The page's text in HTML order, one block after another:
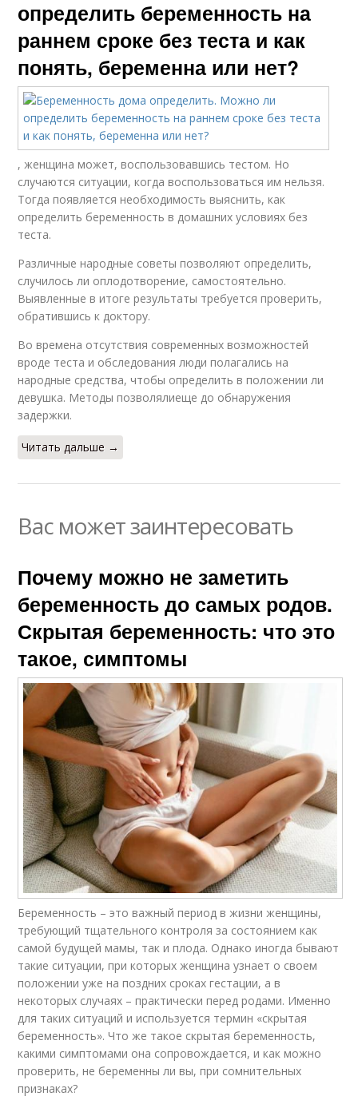
определить беременность на
раннем сроке без теста и как
понять, беременна или нет?
, женщина может, воспользовавшись тестом. Но
случаются ситуации, когда воспользоваться им нельзя.
Тогда появляется необходимость выяснить, как
определить беременность в домашних условиях без
теста.
Различные народные советы позволяют определить,
случилось ли оплодотворение, самостоятельно.
Выявленные в итоге результаты требуется проверить,
обратившись к доктору.
Во времена отсутствия современных возможностей
вроде теста и обследования люди полагались на
народные средства, чтобы определить в положении ли
девушка. Методы позволялиеще до обнаружения
задержки.
Читать дальше →
Вас может заинтересовать
Почему можно не заметить
беременность до самых родов.
Скрытая беременность: что это
такое, симптомы
Беременность – это важный период в жизни женщины,
требующий тщательного контроля за состоянием как
самой будущей мамы, так и плода. Однако иногда бывают
такие ситуации, при которых женщина узнает о своем
положении уже на поздних сроках гестации, а в
некоторых случаях – практически перед родами. Именно
для таких ситуаций и используется термин «скрытая
беременность». Что же такое скрытая беременность,
какими симптомами она сопровождается, и как можно
проверить, не беременны ли вы, при сомнительных
признаках?